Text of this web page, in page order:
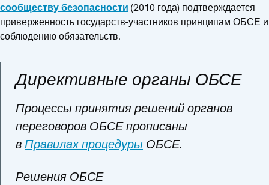
сообществу безопасности (2010 года) подтверждается
приверженность государств-участников принципам ОБСЕ и
соблюдению обязательств.
Директивные органы ОБСЕ
Процессы принятия решений органов
переговоров ОБСЕ прописаны
вПравилах процедуры ОБСЕ.
Решения ОБСЕ